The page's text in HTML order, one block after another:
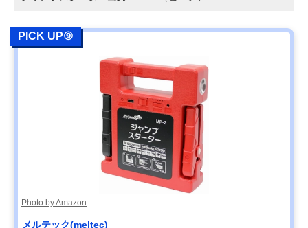
PICK UP⑨
Photo by Amazon
メルテック(meltec)